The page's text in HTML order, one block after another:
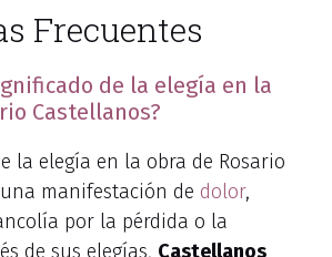
Frecuentes
de la elegía en la
Castellanos?
la elegía en la obra de Rosario
manifestación de dolor,
por la pérdida o la
de sus elegías, Castellanos